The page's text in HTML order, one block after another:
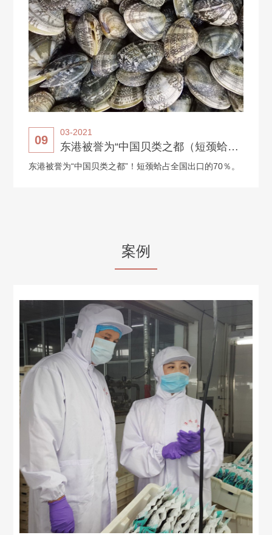
09
03-2021
东港被誉为“中国贝类之都（短颈蛤）”！
东港被誉为“中国贝类之都”！短颈蛤占全国出口的70％。
案例